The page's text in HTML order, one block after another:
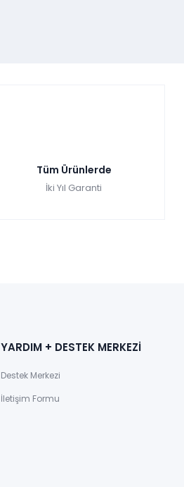
Tüm Ürünlerde
İki Yıl Garanti
YARDIM + DESTEK MERKEZİ
Destek Merkezi
İletişim Formu